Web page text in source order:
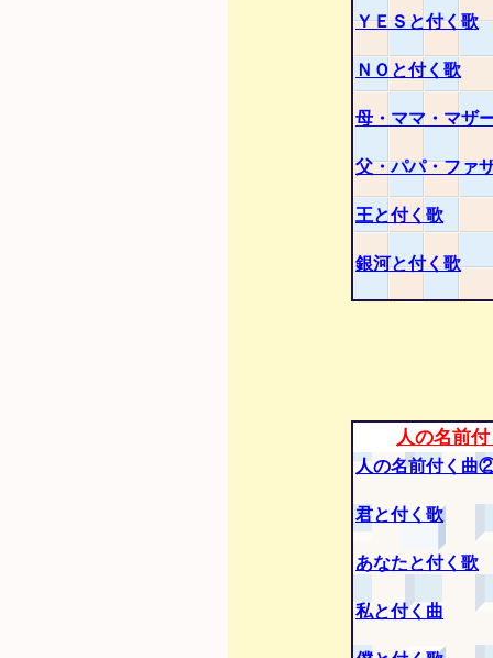
ＹＥＳと付く歌
ＮＯと付く歌
母・ママ・マザ
父・パパ・ファ
王と付く歌
銀河と付く歌
人の名前
人の名前付く曲
君と付く歌
あなたと付く歌
私と付く曲